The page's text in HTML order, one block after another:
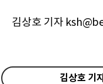
김상호 기자
김상호 기